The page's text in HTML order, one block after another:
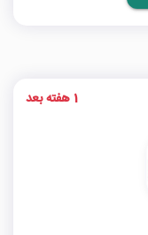
1 هفته بعد